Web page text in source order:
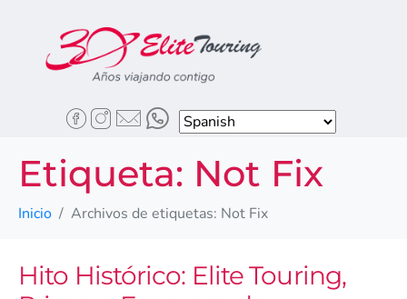
Etiqueta: Not Fix
Inicio Archivos de etiquetas: Not Fix
Hito Histórico: Elite Touring,